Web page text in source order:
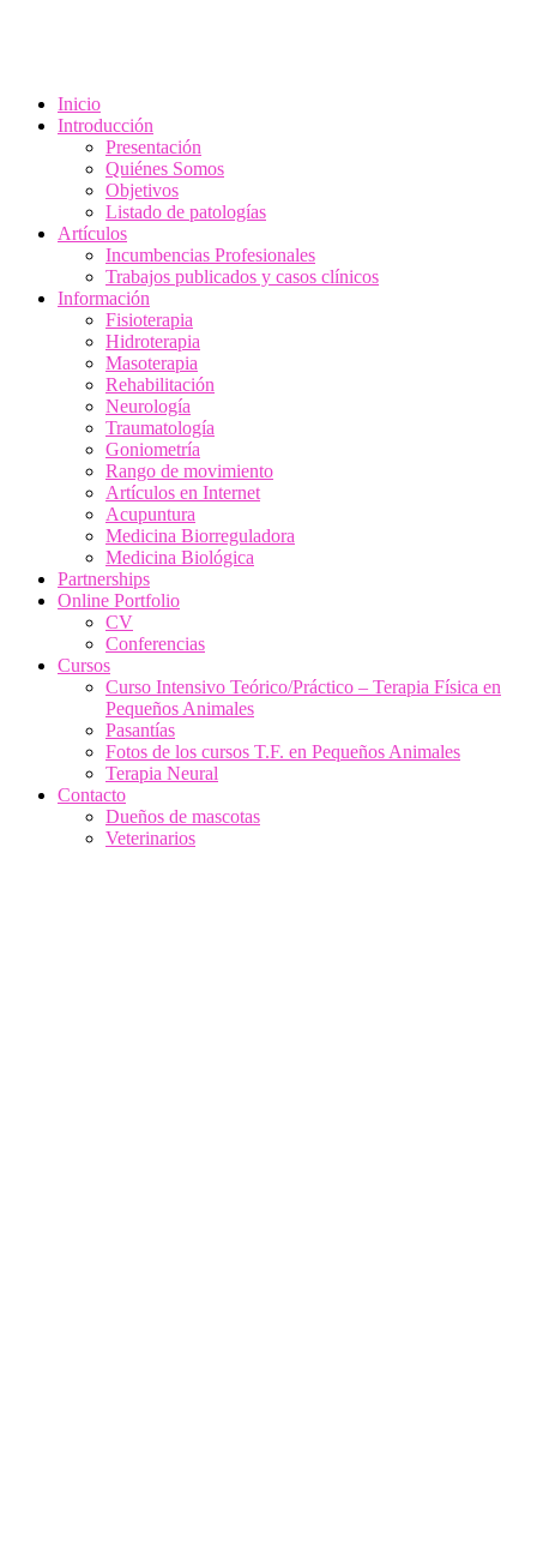
Inicio
Introducción
Presentación
Quiénes Somos
Objetivos
Listado de patologías
Artículos
Incumbencias Profesionales
Trabajos publicados y casos clínicos
Información
Fisioterapia
Hidroterapia
Masoterapia
Rehabilitación
Neurología
Traumatología
Goniometría
Rango de movimiento
Artículos en Internet
Acupuntura
Medicina Biorreguladora
Medicina Biológica
Partnerships
Online Portfolio
CV
Conferencias
Cursos
Curso Intensivo Teórico/Práctico – Terapia Física en
Pequeños Animales
Pasantías
Fotos de los cursos T.F. en Pequeños Animales
Terapia Neural
Contacto
Dueños de mascotas
Veterinarios